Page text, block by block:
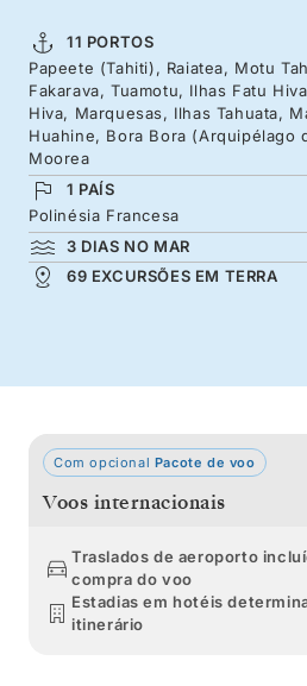
cores. Ao longo de 14 dias,
ilhas mais icónicas da
tranquila de Moorea e
Raiatea descobrindo as
Aventure-se pelas
e desfrute do atol de
raias manta, golfinhos e
Bora Bora para um final
11 PORTOS
Papeete (Tahiti), Raiatea, Motu
Fakarava, Tuamotu, Ilhas Fatu
Hiva, Marquesas, Ilhas Tahuata,
Huahine, Bora Bora (Arquipélago
Moorea
1 PAÍS
Polinésia Francesa
3 DIAS NO MAR
69 EXCURSÕES EM TERRA
Com opcional Pacote de voo
Voos internacionais
Traslados de aeroporto
compra do voo
Estadias em hotéis
itinerário